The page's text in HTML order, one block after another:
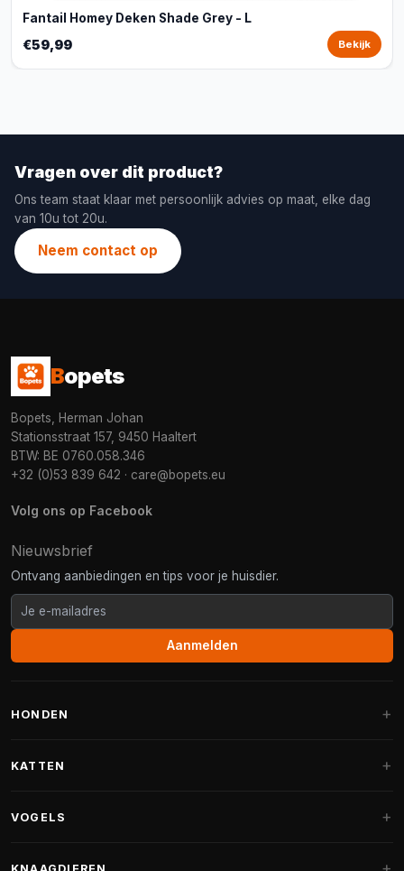
Fantail Homey Deken Shade Grey - L
€59,99 Bekijk
Vragen over dit product?
Ons team staat klaar met persoonlijk advies op maat, elke dag
van 10u tot 20u.
Neem contact op
Bopets
Bopets, Herman Johan
Stationsstraat 157, 9450 Haaltert
BTW: BE 0760.058.346
+32 (0)53 839 642 · care@bopets.eu
Volg ons op Facebook
Nieuwsbrief
Ontvang aanbiedingen en tips voor je huisdier.
Aanmelden
HONDEN
Fantail hondenmanden
KATTEN
VOGELS
KNAAGDIEREN